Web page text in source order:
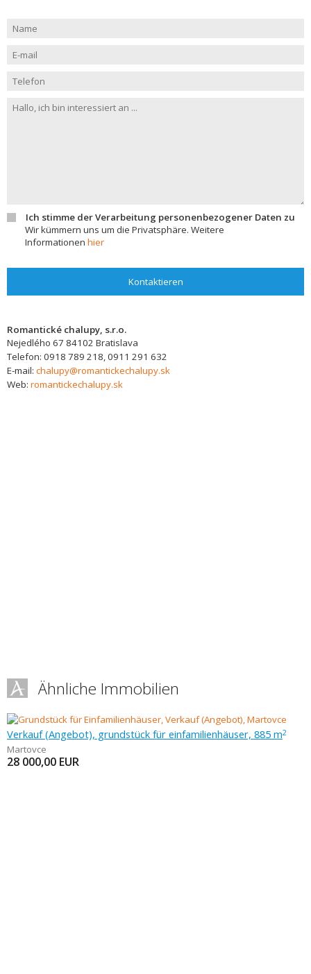
Ich stimme der Verarbeitung personenbezogener Daten zu
Wir kümmern uns um die Privatsphäre. Weitere
Informationen hier
Kontaktieren
Romantické chalupy, s.r.o.
Nejedlého 67 84102 Bratislava
Telefon: 0918 789 218, 0911 291 632
E-mail: chalupy@romantickechalupy.sk
Web: romantickechalupy.sk
Ähnliche Immobilien
Verkauf (Angebot), grundstück für einfamilienhäuser, 885 m2
Martovce
28 000,00 EUR